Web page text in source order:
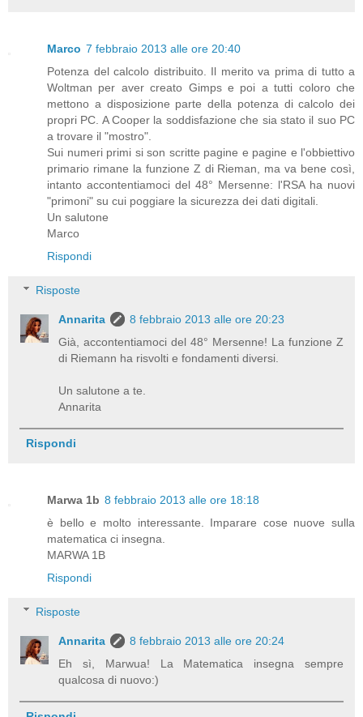
Marco 7 febbraio 2013 alle ore 20:40
Potenza del calcolo distribuito. Il merito va prima di tutto a
Woltman per aver creato Gimps e poi a tutti coloro che
mettono a disposizione parte della potenza di calcolo dei
propri PC. A Cooper la soddisfazione che sia stato il suo PC
a trovare il "mostro".
Sui numeri primi si son scritte pagine e pagine e l'obbiettivo
primario rimane la funzione Z di Rieman, ma va bene così,
intanto accontentiamoci del 48° Mersenne: l'RSA ha nuovi
"primoni" su cui poggiare la sicurezza dei dati digitali.
Un salutone
Marco
Rispondi
Risposte
Annarita
8 febbraio 2013 alle ore 20:23
Già, accontentiamoci del 48° Mersenne! La funzione Z
di Riemann ha risvolti e fondamenti diversi.
Un salutone a te.
Annarita
Rispondi
Marwa 1b 8 febbraio 2013 alle ore 18:18
è bello e molto interessante. Imparare cose nuove sulla
matematica ci insegna.
MARWA 1B
Rispondi
Risposte
Annarita
8 febbraio 2013 alle ore 20:24
Eh sì, Marwua! La Matematica insegna sempre
qualcosa di nuovo:)